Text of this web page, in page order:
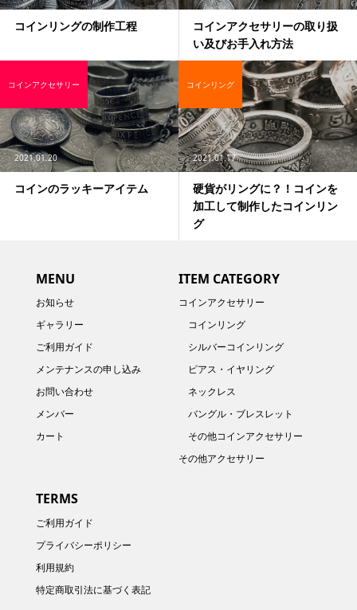
コインリングの制作工程
コインアクセサリーの取り扱
い及びお手入れ方法
2021.01.20
コインのラッキーアイテム
コインアクセサリー
2021.01.17
硬貨がリングに？！コインを
加工して制作したコインリン
グ
コインリング
MENU
お知らせ
ギャラリー
ご利用ガイド
メンテナンスの申し込み
お問い合わせ
メンバー
カート
ITEM CATEGORY
コインアクセサリー
コインリング
シルバーコインリング
ピアス・イヤリング
ネックレス
バングル・ブレスレット
その他コインアクセサリー
その他アクセサリー
TERMS
ご利用ガイド
プライバシーポリシー
利用規約
特定商取引法に基づく表記